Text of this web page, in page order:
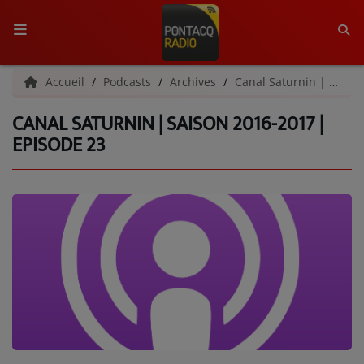
ACCUEIL
RADIO
L'ÉQUIPE
GRILLE DES PROGRAMMES
PODCASTS - SAISON 2026/2027
Accueil Podcasts Archives Canal Saturnin | Archives
CANAL SATURNIN | SAISON 2016-2017 |
EPISODE 23